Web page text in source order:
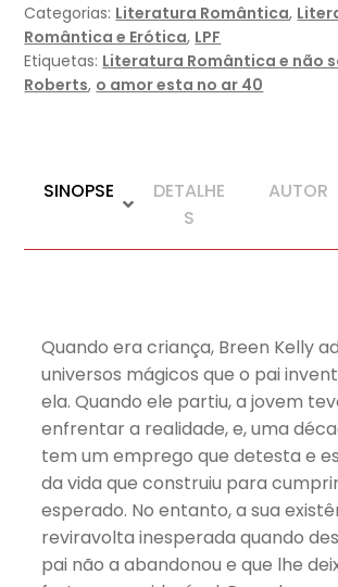
Categorias: Literatura Romântica,
Romântica e Erótica, LPF
Etiquetas: Literatura Romântica e não
Roberts, o amor esta no ar 40
SINOPSE
DETALHE
S
AUTOR
Quando era criança, Breen Kelly
universos mágicos que o pai
ela. Quando ele partiu, a jovem
enfrentar a realidade, e, uma
tem um emprego que detesta e
da vida que construiu para
esperado. No entanto, a sua
reviravolta inesperada quando
pai não a abandonou e que lhe